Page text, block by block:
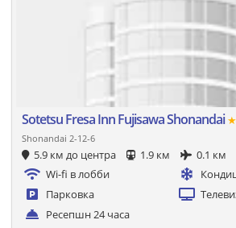
Sotetsu Fresa Inn Fujisawa Shonandai
Shonandai 2-12-6
5.9 км до центра 1.9 км
0.1 км
Wi-fi в лобби
Парковка
Ресепшн 24 часа